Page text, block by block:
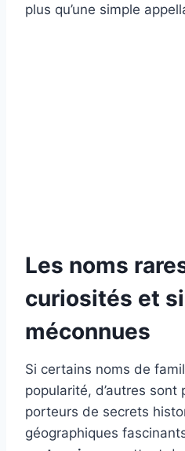
plus qu’une simple
Les noms
curiosités et
méconnues
Si certains noms de
popularité, d’autres
porteurs de secrets
géographiques